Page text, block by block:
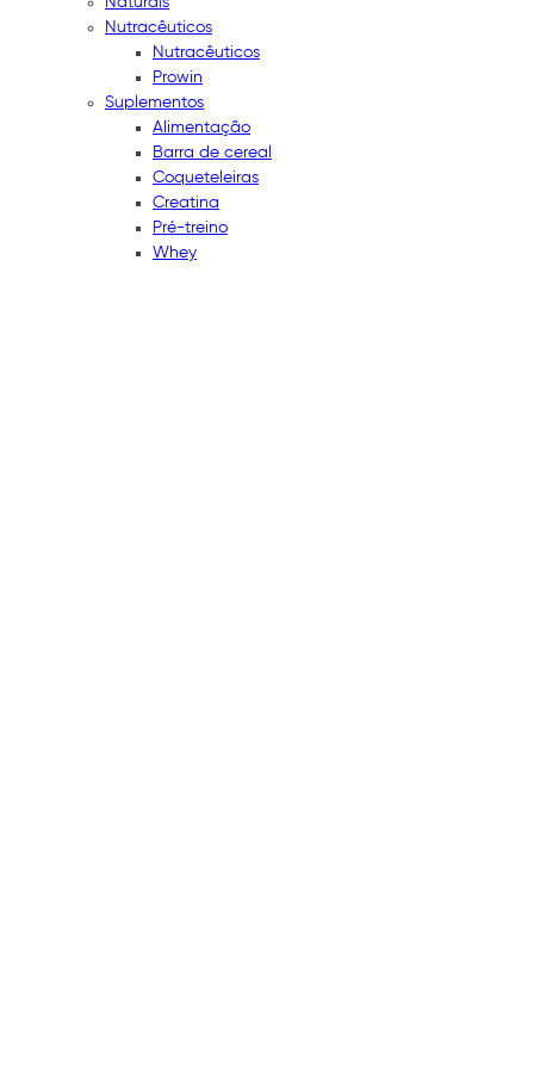
Nutracêuticos
Nutracêuticos
Prowin
Suplementos
Alimentação
Barra de cereal
Coqueteleiras
Creatina
Pré-treino
Whey